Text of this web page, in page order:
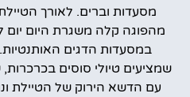
מסעדות וברים. לאורך
מהפוגה קלה משגרת היום יום
במסעדות הדגים
שמציעים טיולי סוסים
עם הדשא הירוק של הטיילת